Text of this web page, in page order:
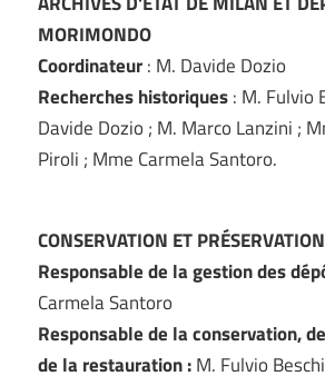
MORIMONDO
Coordinateur: M. Davide Dozio
Recherches historiques: M. Fulvio
Davide Dozio ; M. Marco Lanzini ;
Piroli ; Mme Carmela Santoro.
CONSERVATION ET PRÉSERVATION
Responsable de la gestion des
Carmela Santoro
Responsable de la conservation,
de la restauration :M. Fulvio Beschi